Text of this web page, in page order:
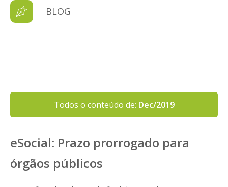
BLOG
Todos o conteúdo de: Dec/2019
eSocial: Prazo prorrogado para
órgãos públicos